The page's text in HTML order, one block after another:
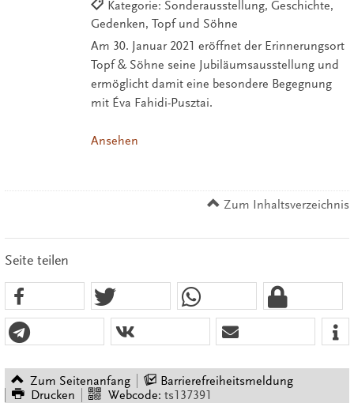
Kategorie: Sonderausstellung, Geschichte,
Gedenken, Topf und Söhne
Am 30. Januar 2021 eröffnet der Erinnerungsort
Topf & Söhne seine Jubiläumsausstellung und
ermöglicht damit eine besondere Begegnung
mit Éva Fahidi-Pusztai.
Ansehen
Zum Inhaltsverzeichnis
Seite teilen
Zum Seitenanfang
Barrierefreiheitsmeldung
Drucken
Webcode: ts137391